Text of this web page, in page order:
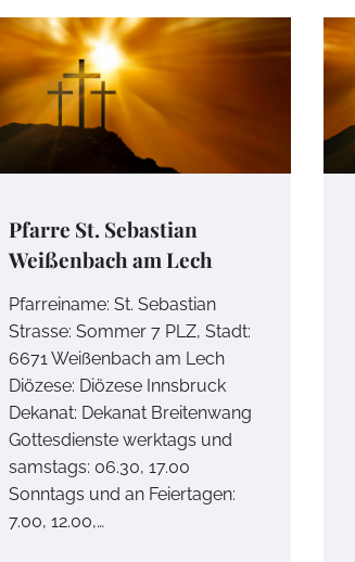
Pfarre St. Sebastian
Weißenbach am Lech
Pfarreiname: St. Sebastian
Strasse: Sommer 7 PLZ, Stadt:
6671 Weißenbach am Lech
Diözese: Diözese Innsbruck
Dekanat: Dekanat Breitenwang
Gottesdienste werktags und
samstags: 06.30, 17.00
Sonntags und an Feiertagen:
7.00, 12.00,…